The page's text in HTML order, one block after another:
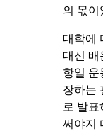
의 몫이
대학에
대신 배
항일 운
장하는
로 발
써야지